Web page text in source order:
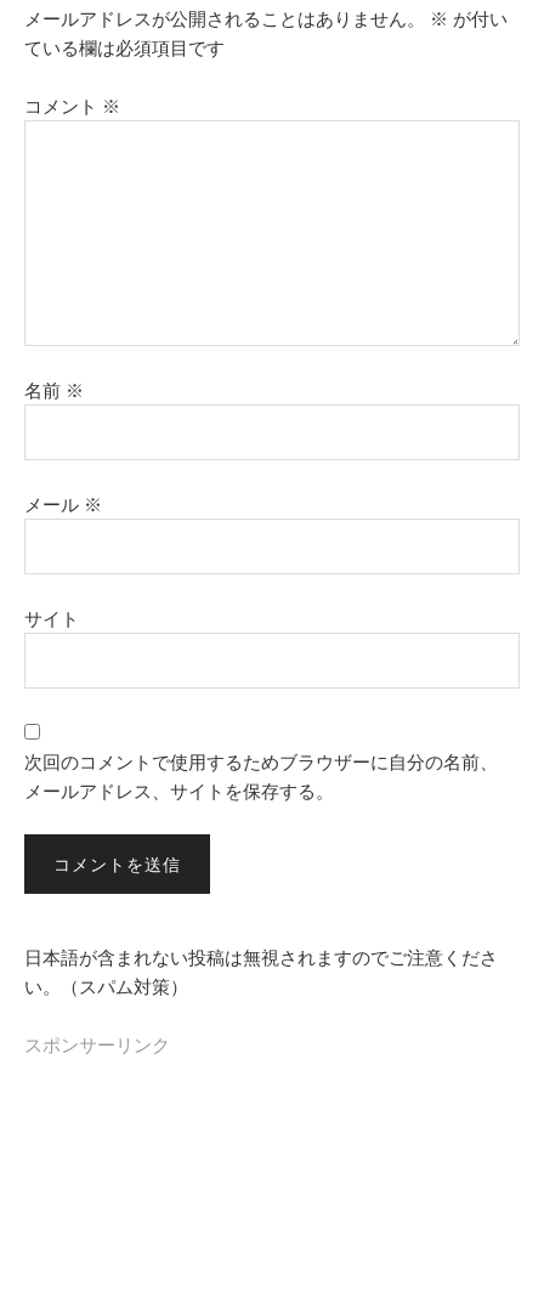
メールアドレスが公開されることはありません。 ※ が付い
ている欄は必須項目です
コメント ※
名前 ※
メール ※
サイト
次回のコメントで使用するためブラウザーに自分の名前、
メールアドレス、サイトを保存する。
日本語が含まれない投稿は無視されますのでご注意くださ
い。（スパム対策）
スポンサーリンク